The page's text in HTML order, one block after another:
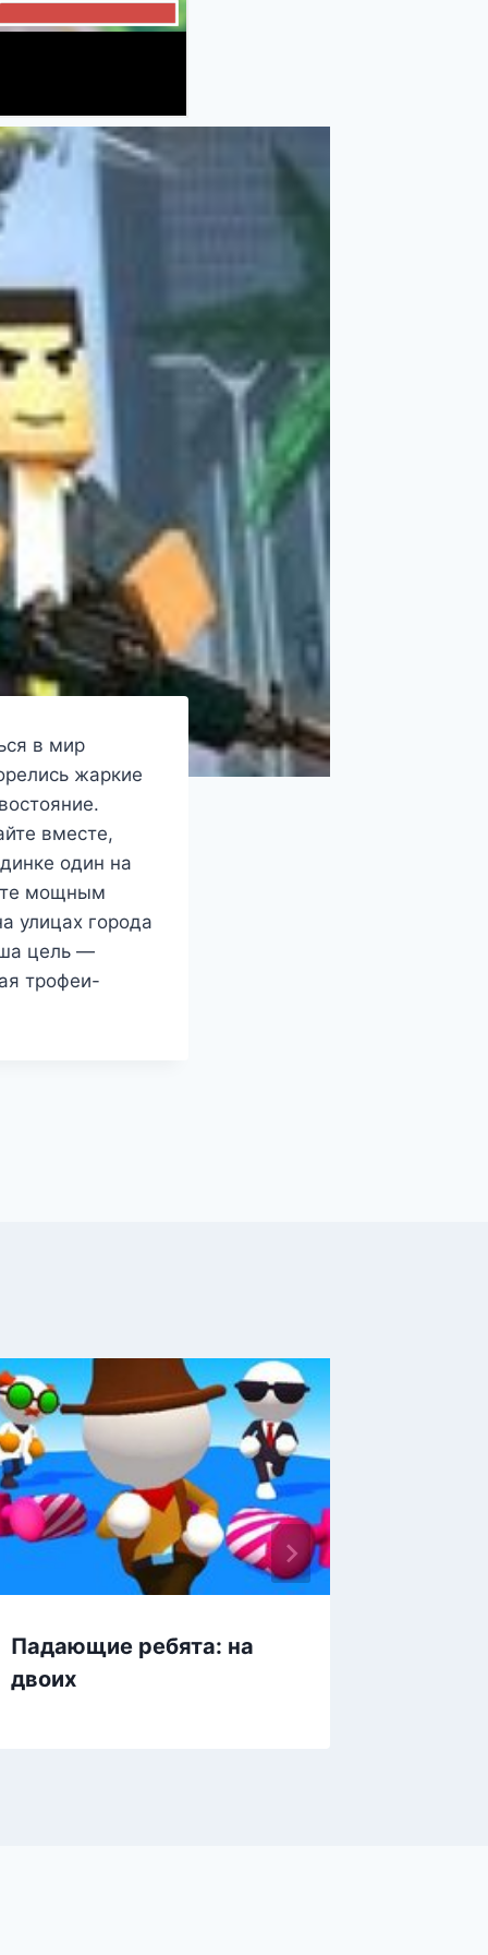
в мир
жаркие
вместе,
один на
мощным
улицах города
цель —
трофеи-
Падающие ребята: на
двоих